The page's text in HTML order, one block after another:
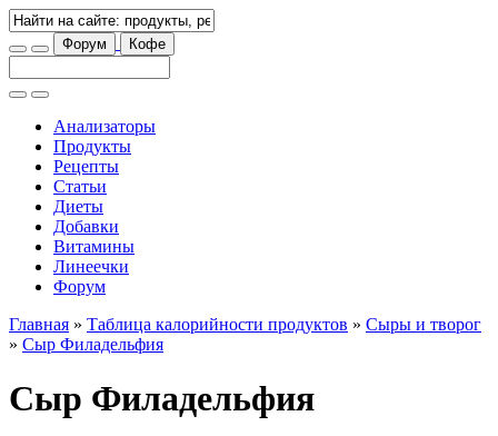
Форум Кофе
Анализаторы
Продукты
Рецепты
Статьи
Диеты
Добавки
Витамины
Линеечки
Форум
Главная » Таблица калорийности продуктов » Сыры и творог
» Сыр Филадельфия
Сыр Филадельфия